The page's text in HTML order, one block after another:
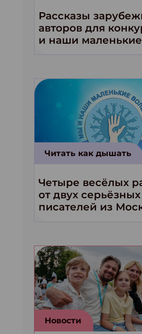
Рассказы
авторов для
и наши маленькие
волшебники!»
Читать как дышать
Четыре весёлых
от двух серьёзных
писателей из
Новости